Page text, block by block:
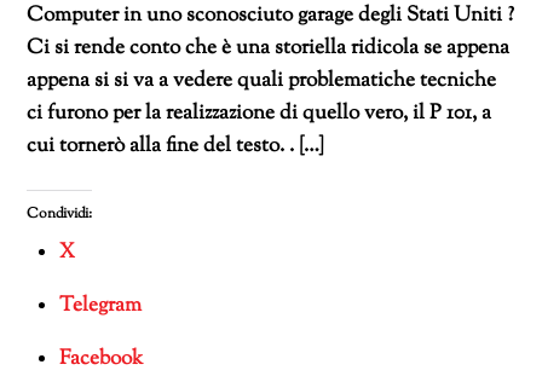
Computer in uno sconosciuto garage degli Stati Uniti ?
Ci si rende conto che è una storiella ridicola se appena
appena si si va a vedere quali problematiche tecniche
ci furono per la realizzazione di quello vero, il P 101, a
cui tornerò alla fine del testo. . […]
Condividi:
X
Telegram
Facebook